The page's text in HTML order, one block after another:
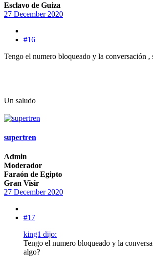
Esclavo de Guiza
27 December 2020
#16
Tengo el numero bloqueado y la conversación ,
Un saludo
supertren
Admin
Moderador
Faraón de Egipto
Gran Visir
27 December 2020
#17
king1 dijo:
Tengo el numero bloqueado y la
algo?